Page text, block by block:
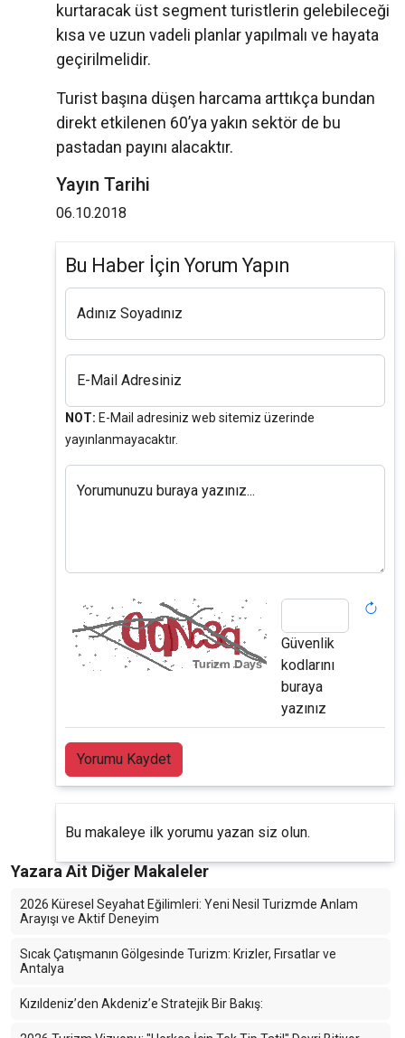
kurtaracak üst segment turistlerin gelebileceği
kısa ve uzun vadeli planlar yapılmalı ve hayata
geçirilmelidir.
Turist başına düşen harcama arttıkça bundan
direkt etkilenen 60’ya yakın sektör de bu
pastadan payını alacaktır.
Yayın Tarihi
06.10.2018
Bu Haber İçin Yorum Yapın
Adınız Soyadınız
E-Mail Adresiniz
NOT: E-Mail adresiniz web sitemiz üzerinde
yayınlanmayacaktır.
Yorumunuzu buraya yazınız...
Güvenlik
kodlarını
buraya
yazınız
Yorumu Kaydet
Bu makaleye ilk yorumu yazan siz olun.
Yazara Ait Diğer Makaleler
2026 Küresel Seyahat Eğilimleri: Yeni Nesil Turizmde Anlam
Arayışı ve Aktif Deneyim
Sıcak Çatışmanın Gölgesinde Turizm: Krizler, Fırsatlar ve
Antalya
Kızıldeniz’den Akdeniz’e Stratejik Bir Bakış: